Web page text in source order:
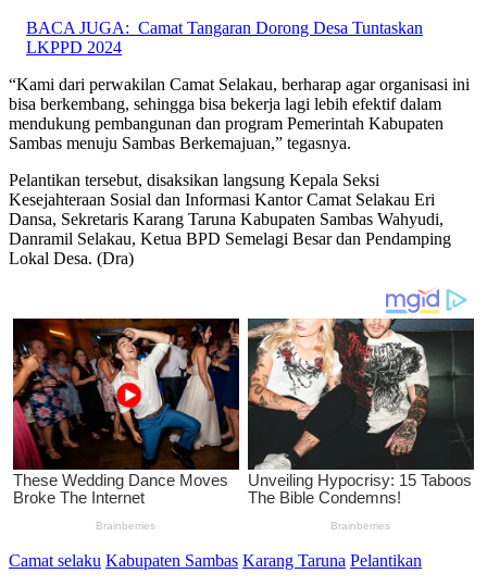
BACA JUGA: Camat Tangaran Dorong Desa Tuntaskan
LKPPD 2024
“Kami dari perwakilan Camat Selakau, berharap agar organisasi ini
bisa berkembang, sehingga bisa bekerja lagi lebih efektif dalam
mendukung pembangunan dan program Pemerintah Kabupaten
Sambas menuju Sambas Berkemajuan,” tegasnya.
Pelantikan tersebut, disaksikan langsung Kepala Seksi
Kesejahteraan Sosial dan Informasi Kantor Camat Selakau Eri
Dansa, Sekretaris Karang Taruna Kabupaten Sambas Wahyudi,
Danramil Selakau, Ketua BPD Semelagi Besar dan Pendamping
Lokal Desa. (Dra)
Camat selaku Kabupaten Sambas Karang Taruna Pelantikan